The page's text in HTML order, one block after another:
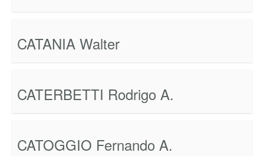
CATANIA Walter
CATERBETTI Rodrigo A.
CATOGGIO Fernando A.